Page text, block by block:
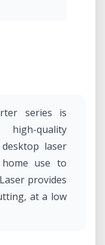
series is
quality
laser
use to
provides
at a low